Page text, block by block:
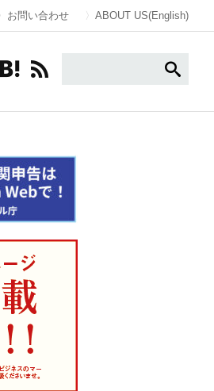
お問い合わせ ABOUT US(English)